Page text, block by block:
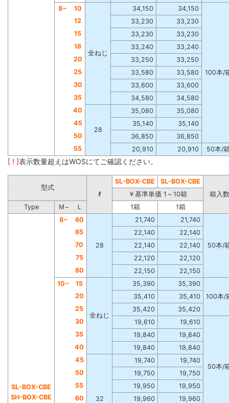
8−
10
全ねじ
34,150 34,150
100本/
12 33,230
33,230
15
33,230
33,230
18
33,240
33,240
20
33,250
33,250
25
33,580
33,580
30
33,600
33,600
35
34,580
34,580
40
28
35,080
35,080
45
35,140
35,140
50
36,850
36,850
55
20,910 20,910 50本/
[ ! ]表示数量超えはWOSにてご確認ください。
型式
ℓ
SL-BOX-CBE
SL-BOX-CBE
箱入数
￥基準単価 1～10箱
Type
Ｍ− Ｌ 1箱 1箱
SL-BOX-CBE
SH-BOX-CBE
8− 60
28
21,740 21,740
50本/
65 22,140
22,140
70
22,140
22,140
75
22,120
22,120
80
22,150
22,150
10−
15
全ねじ
35,390
35,390
100本/
20 35,410
35,410
25
35,420
35,420
30
19,610 19,610
50本/
35 19,840
19,840
40
19,840
19,840
45
32
19,740
19,740
50
19,750
19,750
55
19,950
19,950
60
19,960
19,960